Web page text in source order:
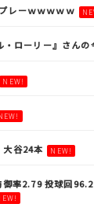
レーｗｗｗｗｗ
ローリー』さんの
NEW!
谷24本 NEW!
率2.79 投球回